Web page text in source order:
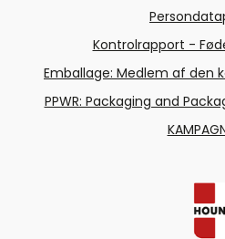
Kontrolrapport -
Emballage: Medlem af den
PPWR: Packaging and